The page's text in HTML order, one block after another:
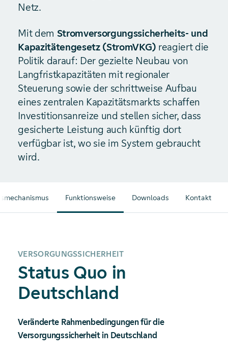
Netz.
Mit dem Stromversorgungssicherheits- und
Kapazitätengesetz (StromVKG) reagiert die
Politik darauf: Der gezielte Neubau von
Langfristkapazitäten mit regionaler
Steuerung sowie der schrittweise Aufbau
eines zentralen Kapazitätsmarkts schaffen
Investitionsanreize und stellen sicher, dass
gesicherte Leistung auch künftig dort
verfügbar ist, wo sie im System gebraucht
wird.
Funktionsweise Downloads Kontakt
VERSORGUNGSSICHERHEIT
Status Quo in
Deutschland
Veränderte Rahmenbedingungen für die
Versorgungssicherheit in Deutschland